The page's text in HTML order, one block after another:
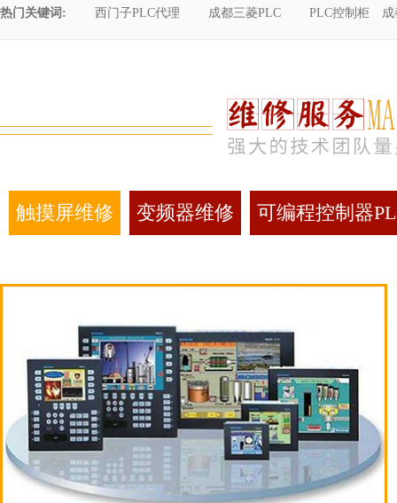
热门关键词: 西门子PLC代理 成都三菱PLC PLC控制柜
触摸屏维修 变频器维修 可编程控制器